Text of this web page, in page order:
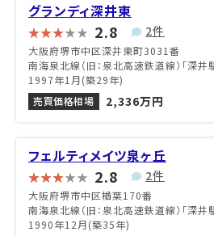
グランディ深井東
2.8 2件
大阪府堺市中区深井東町3031番
南海泉北線（旧：泉北高速鉄道線）「深井
1997年1月(築29年)
売買価格相場
2,336万円
フェルティメイツ泉ヶ丘
2.8 2件
大阪府堺市中区楢葉170番
南海泉北線（旧：泉北高速鉄道線）「深井
1990年12月(築35年)